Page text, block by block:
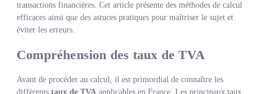
transactions financières. Cet article présente des méthodes de calcul
efficaces ainsi que des astuces pratiques pour maîtriser le sujet et
éviter les erreurs.
Compréhension des taux de TVA
Avant de procéder au calcul, il est primordial de connaître les
différents taux de TVA applicables en France. Les principaux taux